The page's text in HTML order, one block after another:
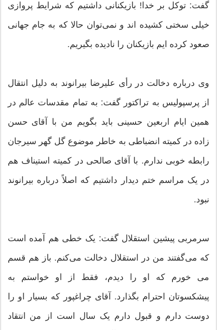
گفت: توکل بر خدا! بازیکنانی داشتیم که شرایط پروازی
خیلی سختی کشیده‌ اند و نمی‌توان حالا که به جام جهانی
صعود کرده ایم بازیکنان را نادیده بگیریم.
وی درباره دخالت در رأی علیرضا بیرانوند به دلیل انتقال
از پرسپولیس به تراکتور گفت: به تمام مقدسات عالم در
همین ایام اربعین حسینی باید بگویم من با آقای حسن
زاده در کمیته انضباطی به خاطر موضوع گل گهر سیرجان
رابطه خوبی ندارم. با آقای صالحی در کمیته استیناف هم
در یک مراسم ختم دیدار داشتیم که اصلاً درباره بیرانوند
نبود.
سرمربی پیشین استقلال گفت: یک خطی هم آمده است
که می‌گفتند من در استقلال دخالت می‌کنم. باز هم قسم
می‌ خورم که او را دیدم، فقط از او خواستم به
پیشکسوتان احترام بگذارد. آقای چراغپور که بسیار او را
دوست دارم و قبول دارم یک سال است از من انتقاد